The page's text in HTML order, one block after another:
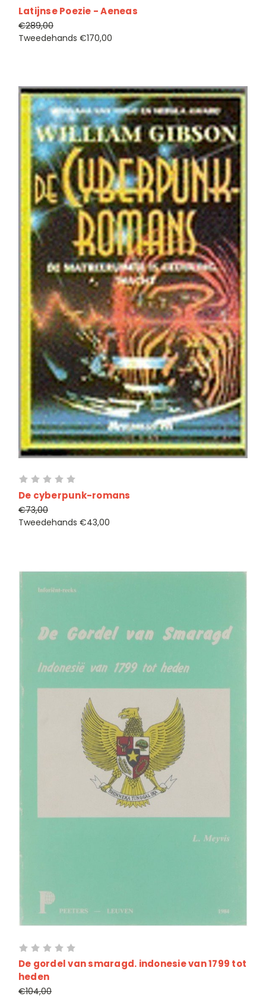
Latijnse Poezie - Aeneas
€289,00
Tweedehands €170,00
De cyberpunk-romans
€73,00
Tweedehands €43,00
De gordel van smaragd. indonesie van 1799 tot
heden
€104,00